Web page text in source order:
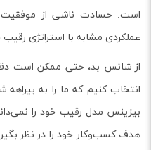
است. حسادت ناشی از موفقیت
عملکردی مشابه با استراتژی
از شانس بد، حتی ممکن است
انتخاب کنیم که ما را به
بیزینس مدل رقیب خود را
هدف کسب‌و‌کار خود را در نظر